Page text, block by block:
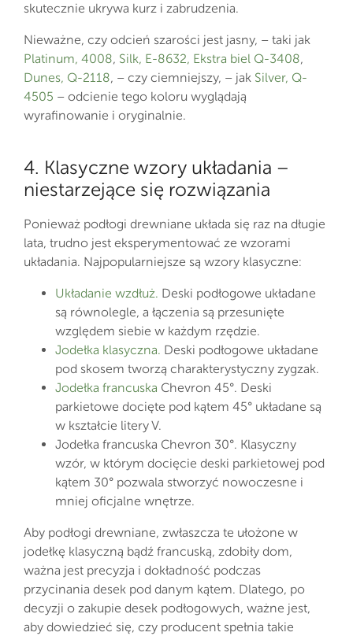
skutecznie ukrywa kurz i zabrudzenia.
Nieważne, czy odcień szarości jest jasny, – taki jak
Platinum, 4008, Silk, E-8632, Ekstra biel Q-3408,
Dunes, Q-2118, – czy ciemniejszy, – jak Silver, Q-
4505 – odcienie tego koloru wyglądają
wyrafinowanie i oryginalnie.
4. Klasyczne wzory układania –
niestarzejące się rozwiązania
Ponieważ podłogi drewniane układa się raz na długie
lata, trudno jest eksperymentować ze wzorami
układania. Najpopularniejsze są wzory klasyczne:
Układanie wzdłuż. Deski podłogowe układane
są równolegle, a łączenia są przesunięte
względem siebie w każdym rzędzie.
Jodełka klasyczna. Deski podłogowe układane
pod skosem tworzą charakterystyczny zygzak.
Jodełka francuska Chevron 45°. Deski
parkietowe docięte pod kątem 45° układane są
w kształcie litery V.
Jodełka francuska Chevron 30°. Klasyczny
wzór, w którym docięcie deski parkietowej pod
kątem 30° pozwala stworzyć nowoczesne i
mniej oficjalne wnętrze.
Aby podłogi drewniane, zwłaszcza te ułożone w
jodełkę klasyczną bądź francuską, zdobiły dom,
ważna jest precyzja i dokładność podczas
przycinania desek pod danym kątem. Dlatego, po
decyzji o zakupie desek podłogowych, ważne jest,
aby dowiedzieć się, czy producent spełnia takie